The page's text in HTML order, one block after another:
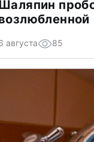
августа 85